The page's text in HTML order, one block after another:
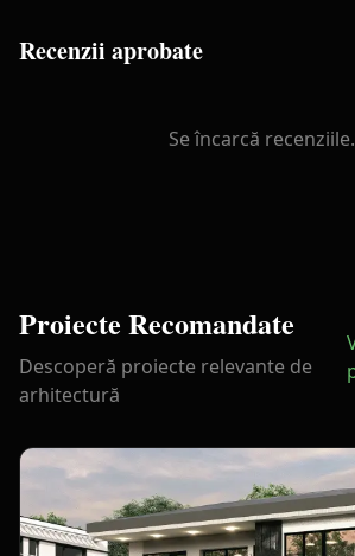
Recenzii aprobate
Se încarcă
Proiecte Recomandate
Descoperă proiecte relevante de
arhitectură